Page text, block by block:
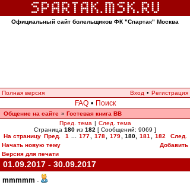
Официальный сайт болельщиков ФК "Спартак" Москва
Полная версия Вход • Регистрация
FAQ • Поиск
Общение на сайте » Гостевая книга ВВ
Пред. тема | След. тема
Страница 180 из 182 [ Сообщений: 9069 ]
На страницу Пред. 1 177 178 179 180, 181 182
След.
Начать новую тему
Добавить
Версия для печати
01.09.2017 - 30.09.2017
mmmmm -